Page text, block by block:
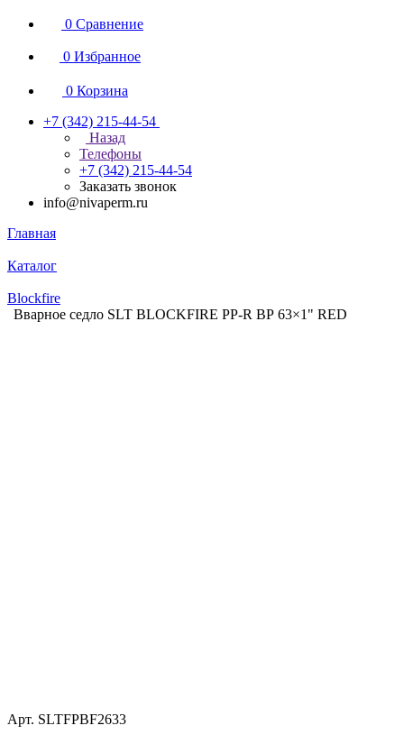
0 Сравнение
0 Избранное
0 Корзина
+7 (342) 215-44-54
Назад
Телефоны
+7 (342) 215-44-54
Заказать звонок
info@nivaperm.ru
Главная
Каталог
Blockfire
Вварное седло SLT BLOCKFIRE PP-R ВР 63×1" RED
Арт. SLTFPBF2633